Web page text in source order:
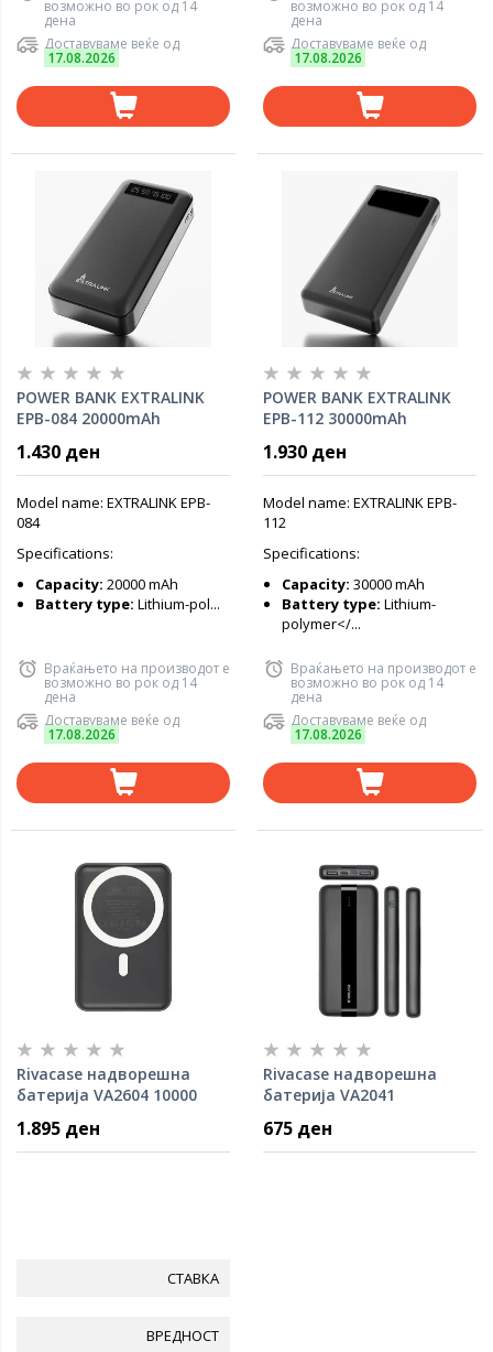
возможно во рок од 14
дена
Доставуваме веќе од
17.08.2026
возможно во рок од 14
дена
Доставуваме веќе од
17.08.2026
POWER BANK EXTRALINK
EPB-084 20000mAh
input (Micro-USB, USB-C)
/output( USB-A), x4 cables
included (USB-A, microUSB,
Type-C, Lightning), Black
1.430 ден
Model name: EXTRALINK EPB-
084
Specifications:
Capacity: 20000 mAh
Battery type: Lithium-pol...
Враќањето на производот е
возможно во рок од 14
дена
Доставуваме веќе од
17.08.2026
POWER BANK EXTRALINK
EPB-112 30000mAh
torch, x3 input (Micro-USB,
USB-C, Lightning) /output(
4x USB-A), Black
1.930 ден
Model name: EXTRALINK EPB-
112
Specifications:
Capacity: 30000 mAh
Battery type: Lithium-
polymer</...
Враќањето на производот е
возможно во рок од 14
дена
Доставуваме веќе од
17.08.2026
Rivacase надворешна
батерија VA2604 10000
1.895 ден
СТАВКА
ВРЕДНОСТ
Rivacase надворешна
батерија VA2041
675 ден